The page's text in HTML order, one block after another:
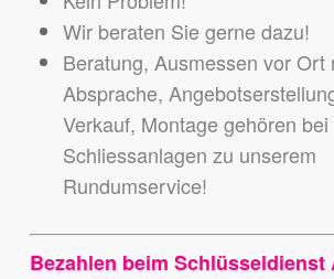
Wir beraten Sie gerne dazu!
Beratung, Ausmessen vor Ort
Absprache,
Verkauf, Montage gehören bei
Schliessanlagen zu unserem
Rundumservice!
Bezahlen beim Schlüsseldienst